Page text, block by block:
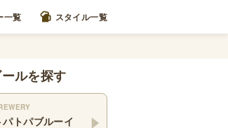
一覧 スタイル一覧
ルを探す
パトパブルーイ